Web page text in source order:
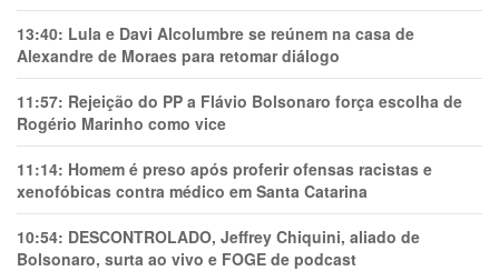
13:40: Lula e Davi Alcolumbre se reúnem na casa de
Alexandre de Moraes para retomar diálogo
11:57: Rejeição do PP a Flávio Bolsonaro força escolha de
Rogério Marinho como vice
11:14: Homem é preso após proferir ofensas racistas e
xenofóbicas contra médico em Santa Catarina
10:54: DESCONTROLADO, Jeffrey Chiquini, aliado de
Bolsonaro, surta ao vivo e FOGE de podcast